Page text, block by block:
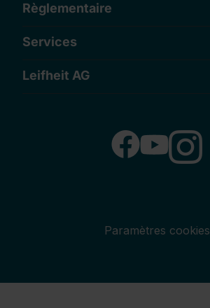
Règlementaire
Services
Leifheit AG
Paramètres cookies